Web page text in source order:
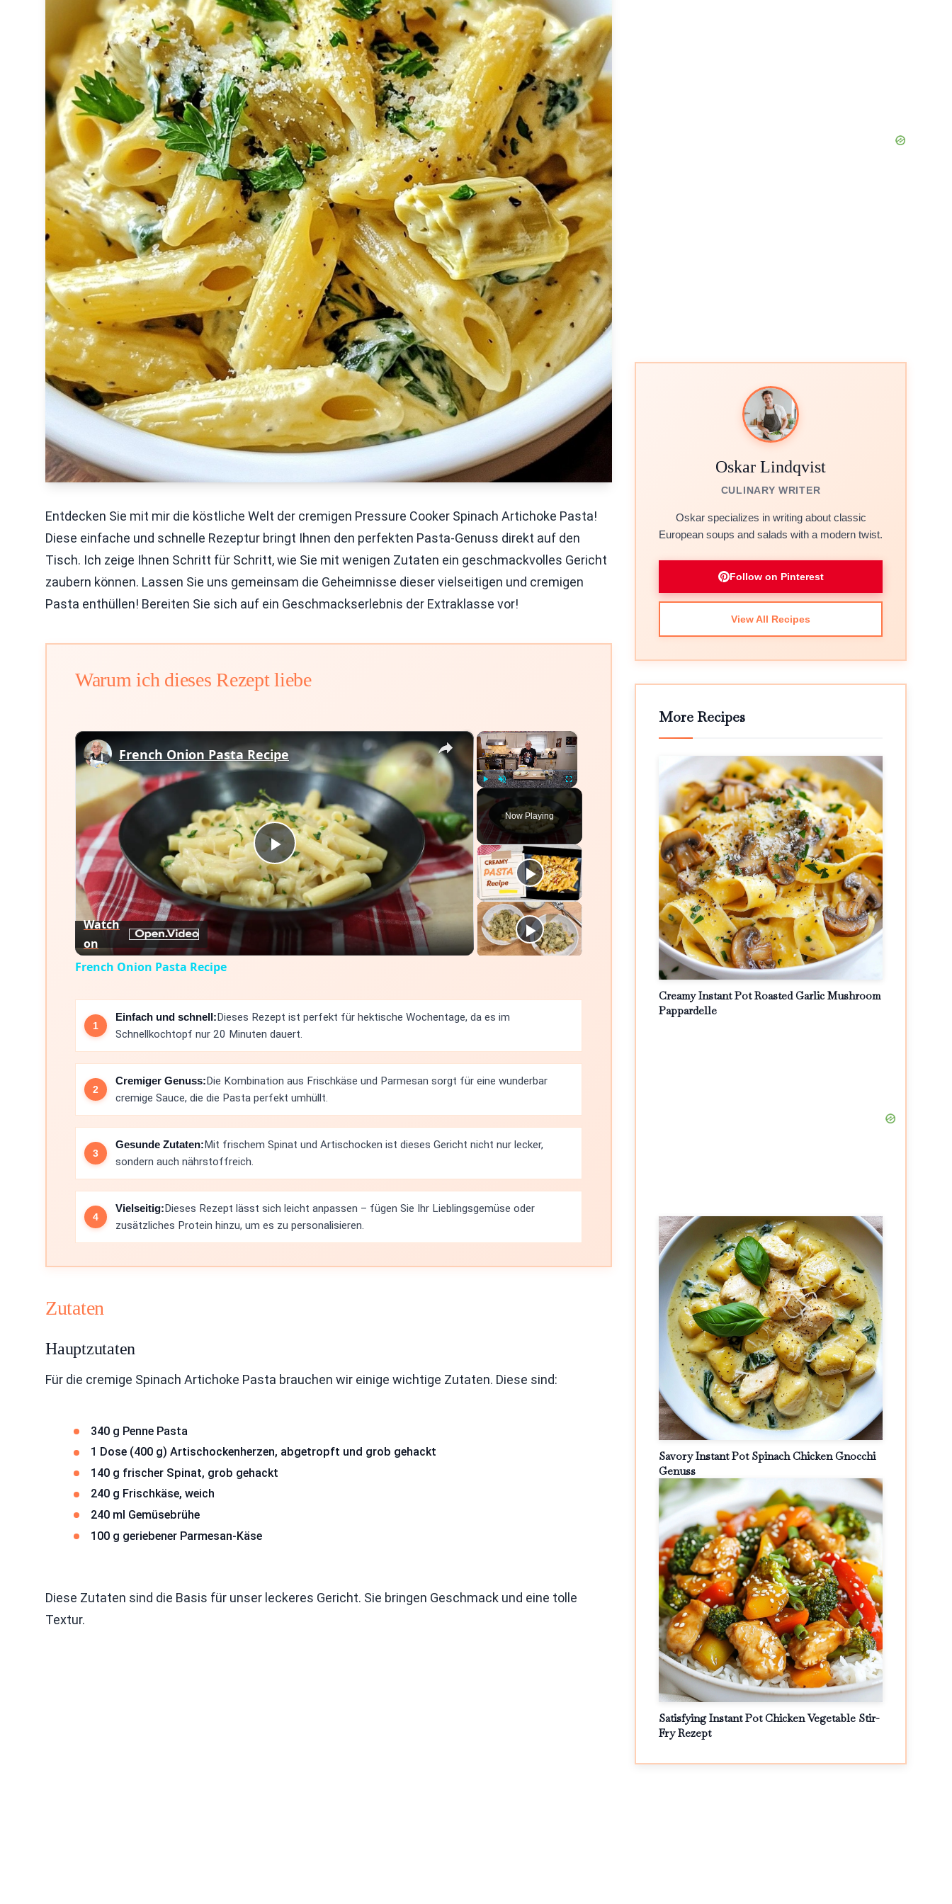
Entdecken Sie mit mir die köstliche Welt der cremigen Pressure Cooker Spinach Artichoke Pasta!
Diese einfache und schnelle Rezeptur bringt Ihnen den perfekten Pasta-Genuss direkt auf den
Tisch. Ich zeige Ihnen Schritt für Schritt, wie Sie mit wenigen Zutaten ein geschmackvolles Gericht
zaubern können. Lassen Sie uns gemeinsam die Geheimnisse dieser vielseitigen und cremigen
Pasta enthüllen! Bereiten Sie sich auf ein Geschmackserlebnis der Extraklasse vor!
Warum ich dieses Rezept liebe
×
Play Fullscreen
Now Playing
×
Play
Video
French Onion Pasta Recipe
Watch
on
French Onion Pasta Recipe
Einfach und schnell:Dieses Rezept ist perfekt für hektische Wochentage, da es im
Schnellkochtopf nur 20 Minuten dauert.
Cremiger Genuss:Die Kombination aus Frischkäse und Parmesan sorgt für eine wunderbar
cremige Sauce, die die Pasta perfekt umhüllt.
Gesunde Zutaten:Mit frischem Spinat und Artischocken ist dieses Gericht nicht nur lecker,
sondern auch nährstoffreich.
Vielseitig:Dieses Rezept lässt sich leicht anpassen – fügen Sie Ihr Lieblingsgemüse oder
zusätzliches Protein hinzu, um es zu personalisieren.
Zutaten
Hauptzutaten
Für die cremige Spinach Artichoke Pasta brauchen wir einige wichtige Zutaten. Diese sind:
340 g Penne Pasta
1 Dose (400 g) Artischockenherzen, abgetropft und grob gehackt
140 g frischer Spinat, grob gehackt
240 g Frischkäse, weich
240 ml Gemüsebrühe
100 g geriebener Parmesan-Käse
Diese Zutaten sind die Basis für unser leckeres Gericht. Sie bringen Geschmack und eine tolle
Textur.
Oskar Lindqvist
CULINARY WRITER
Oskar specializes in writing about classic
European soups and salads with a modern twist.
Follow on Pinterest
View All Recipes
More Recipes
Creamy Instant Pot Roasted Garlic Mushroom
Pappardelle
Savory Instant Pot Spinach Chicken Gnocchi
Genuss
Satisfying Instant Pot Chicken Vegetable Stir-
Fry Rezept